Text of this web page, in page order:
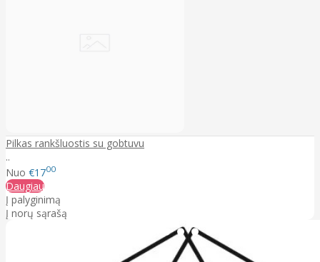
Pilkas rankšluostis su gobtuvu
..
Nuo €1700
Daugiau
Į palyginimą
Į norų sąrašą